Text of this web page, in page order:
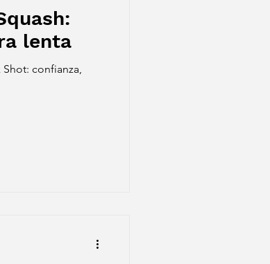
lenta
confianza,